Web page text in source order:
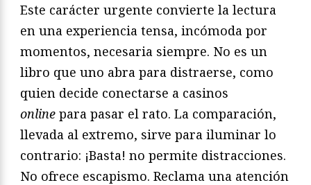
Este carácter urgente convierte la lectura
en una experiencia tensa, incómoda por
momentos, necesaria siempre. No es un
libro que uno abra para distraerse, como
quien decide conectarse a casinos
online para pasar el rato. La comparación,
llevada al extremo, sirve para iluminar lo
contrario: ¡Basta! no permite distracciones.
No ofrece escapismo. Reclama una atención